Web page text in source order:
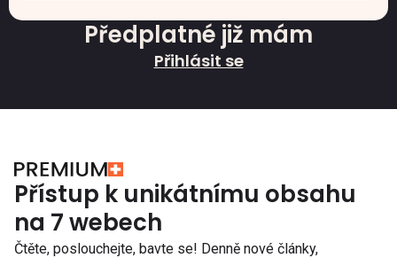
Předplatné již mám
Přihlásit se
Přístup k unikátnímu obsahu
na 7 webech
Čtěte, poslouchejte, bavte se! Denně nové články,